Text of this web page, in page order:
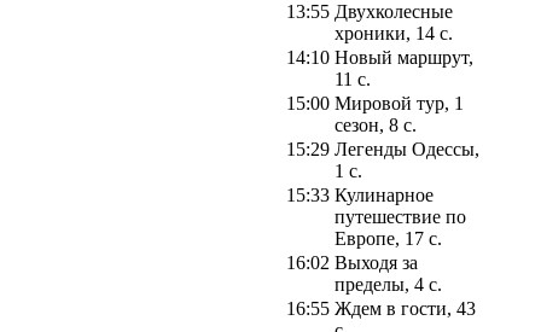
13:55 Двухколесные
хроники, 14 с.
14:10 Новый маршрут,
11 с.
15:00 Мировой тур, 1
сезон, 8 с.
15:29 Легенды Одессы,
1 с.
15:33 Кулинарное
путешествие по
Европе, 17 с.
16:02 Выходя за
пределы, 4 с.
16:55 Ждем в гости, 43